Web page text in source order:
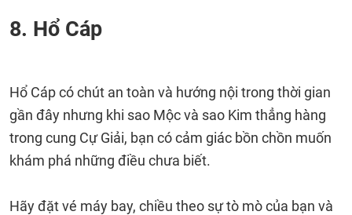
8. Hổ Cáp
Hổ Cáp có chút an toàn và hướng nội trong thời gian
gần đây nhưng khi sao Mộc và sao Kim thẳng hàng
trong cung Cự Giải, bạn có cảm giác bồn chồn muốn
khám phá những điều chưa biết.
Hãy đặt vé máy bay, chiều theo sự tò mò của bạn và